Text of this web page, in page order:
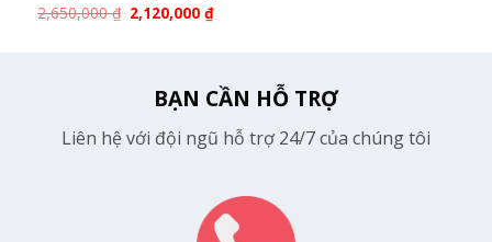
2,650,000₫ 2,120,000₫
BẠN CẦN HỖ TRỢ
Liên hệ với đội ngũ hỗ trợ 24/7 của chúng tôi